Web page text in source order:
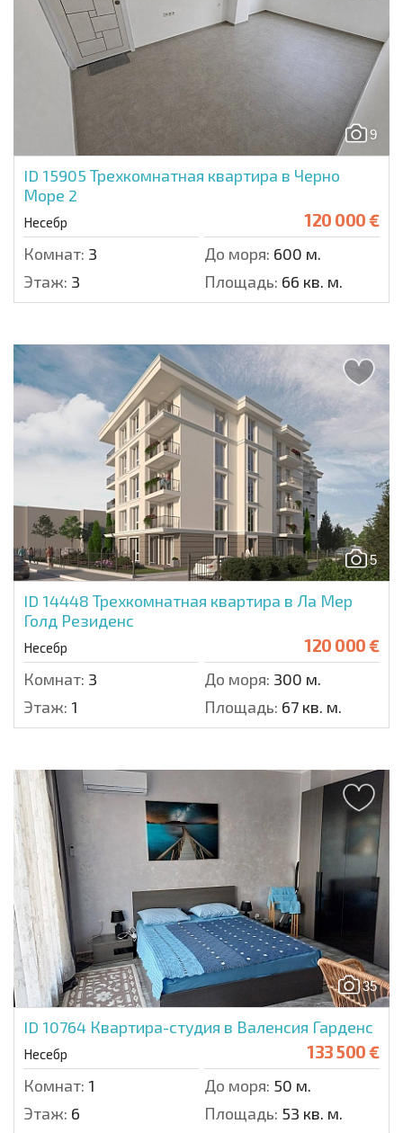
9
ID 15905 Трехкомнатная квартира в Черно
Море 2
Несебр 120 000 €
Комнат: 3 До моря: 600 м.
Этаж: 3 Площадь: 66 кв. м.
5
ID 14448 Трехкомнатная квартира в Ла Мер
Голд Резиденс
Несебр 120 000 €
Комнат: 3 До моря: 300 м.
Этаж: 1 Площадь: 67 кв. м.
35
ID 10764 Квартира-студия в Валенсия Гарденс
Несебр 133 500 €
Комнат: 1 До моря: 50 м.
Этаж: 6 Площадь: 53 кв. м.